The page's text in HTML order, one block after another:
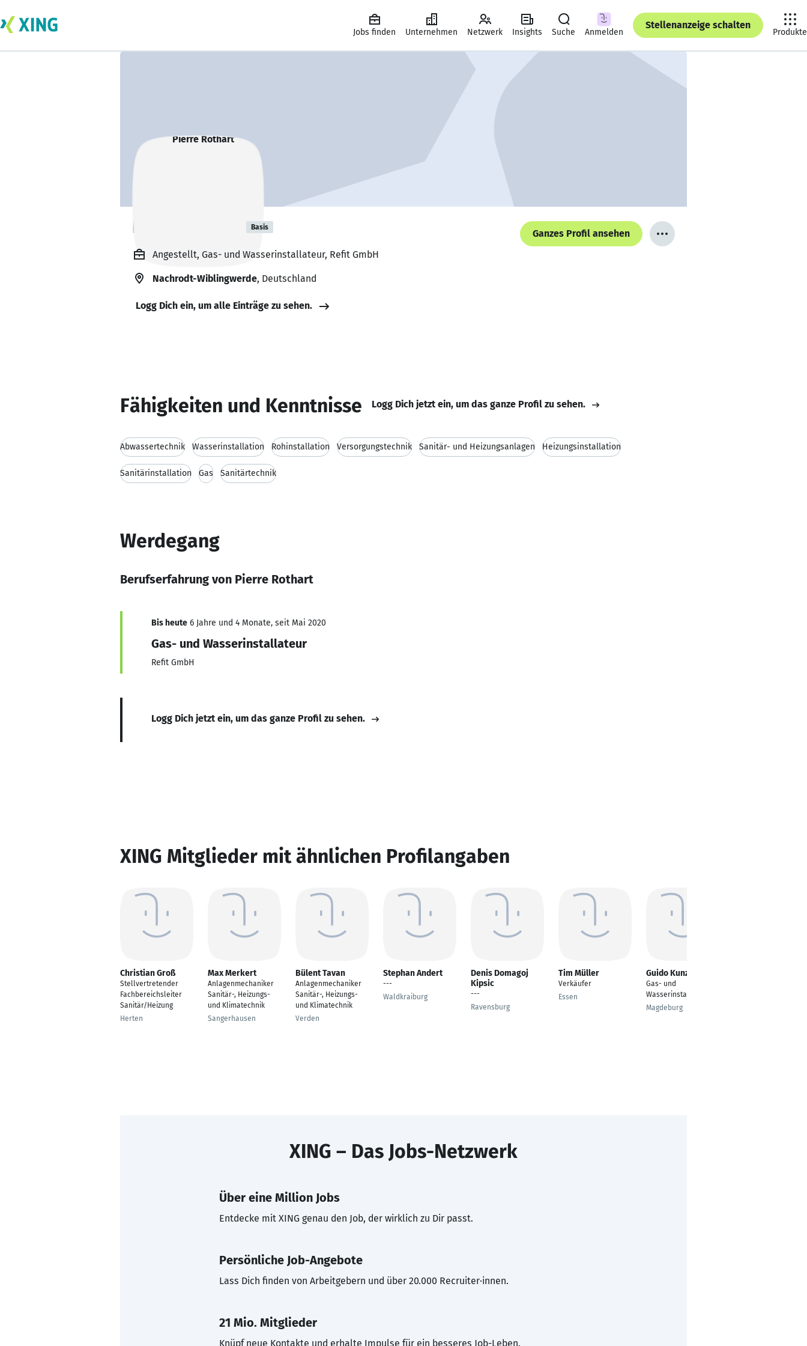
Jobs finden Unternehmen Netzwerk Insights Suche Anmelden
Stellenanzeige schalten
Produkte
Pierre Rothart Basis
Ganzes Profil ansehen
Angestellt, Gas- und Wasserinstallateur, Refit GmbH
Nachrodt-Wiblingwerde, Deutschland
Logg Dich ein, um alle Einträge zu sehen.
Fähigkeiten und Kenntnisse Logg Dich jetzt ein, um das ganze Profil zu sehen.
Abwassertechnik Wasserinstallation Rohinstallation Versorgungstechnik Sanitär- und Heizungsanlagen Heizungsinstallation
Sanitärinstallation Gas Sanitärtechnik
Werdegang
Berufserfahrung von Pierre Rothart
Bis heute 6 Jahre und 4 Monate, seit Mai 2020
Gas- und Wasserinstallateur
Refit GmbH
Logg Dich jetzt ein, um das ganze Profil zu sehen.
XING Mitglieder mit ähnlichen Profilangaben
Christian Groß
Stellvertretender
Fachbereichsleiter
Sanitär/Heizung
Herten
Max Merkert
Anlagenmechaniker
Sanitär-, Heizungs-
und Klimatechnik
Sangerhausen
Bülent Tavan
Anlagenmechaniker
Sanitär-, Heizungs-
und Klimatechnik
Verden
Stephan Andert
---
Waldkraiburg
Denis Domagoj
Kipsic
---
Ravensburg
Tim Müller
Verkäufer
Essen
Guido Kunze
Gas- und
Wasserinstallateur
Magdeburg
XING – Das Jobs-Netzwerk
Über eine Million Jobs
Entdecke mit XING genau den Job, der wirklich zu Dir passt.
Persönliche Job-Angebote
Lass Dich finden von Arbeitgebern und über 20.000 Recruiter·innen.
21 Mio. Mitglieder
Knüpf neue Kontakte und erhalte Impulse für ein besseres Job-Leben.